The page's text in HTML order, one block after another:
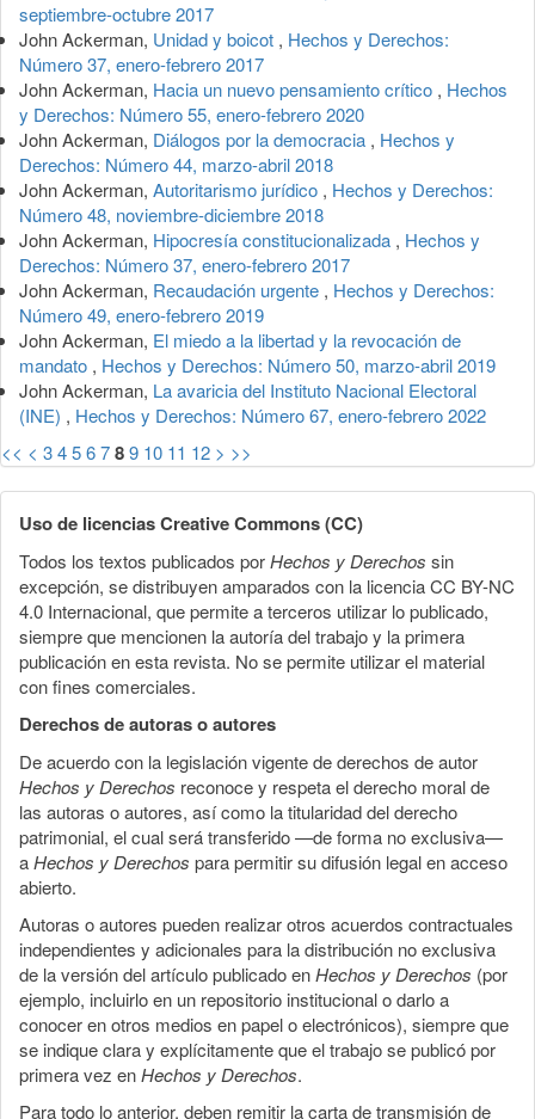
septiembre-octubre 2017
John Ackerman, Unidad y boicot , Hechos y Derechos:
Número 37, enero-febrero 2017
John Ackerman, Hacia un nuevo pensamiento crítico , Hechos
y Derechos: Número 55, enero-febrero 2020
John Ackerman, Diálogos por la democracia , Hechos y
Derechos: Número 44, marzo-abril 2018
John Ackerman, Autoritarismo jurídico , Hechos y Derechos:
Número 48, noviembre-diciembre 2018
John Ackerman, Hipocresía constitucionalizada , Hechos y
Derechos: Número 37, enero-febrero 2017
John Ackerman, Recaudación urgente , Hechos y Derechos:
Número 49, enero-febrero 2019
John Ackerman, El miedo a la libertad y la revocación de
mandato , Hechos y Derechos: Número 50, marzo-abril 2019
John Ackerman, La avaricia del Instituto Nacional Electoral
(INE) , Hechos y Derechos: Número 67, enero-febrero 2022
<< < 3456789 10 11 12 > >>
Uso de licencias Creative Commons (CC)
Todos los textos publicados porHechos y Derechos sin
excepción, se distribuyen amparados con la licencia CC BY-NC
4.0 Internacional, que permite a terceros utilizar lo publicado,
siempre que mencionen la autoría del trabajo y la primera
publicación en esta revista. No se permite utilizar el material
con fines comerciales.
Derechos de autoras o autores
De acuerdo con la legislación vigente de derechos de autor
Hechos y Derechos reconoce y respeta el derecho moral de
las autoras o autores, así como la titularidad del derecho
patrimonial, el cual será transferido —de forma no exclusiva—
aHechos y Derechos para permitir su difusión legal en acceso
abierto.
Autoras o autores pueden realizar otros acuerdos contractuales
independientes y adicionales para la distribución no exclusiva
de la versión del artículo publicado enHechos y Derechos (por
ejemplo, incluirlo en un repositorio institucional o darlo a
conocer en otros medios en papel o electrónicos), siempre que
se indique clara y explícitamente que el trabajo se publicó por
primera vez enHechos y Derechos.
Para todo lo anterior, deben remitir la carta de transmisión de